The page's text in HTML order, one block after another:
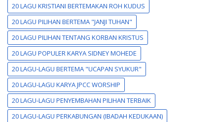
20 LAGU KRISTIANI BERTEMAKAN ROH KUDUS
20 LAGU PILIHAN BERTEMA "JANJI TUHAN"
20 LAGU PILIHAN TENTANG KORBAN KRISTUS
20 LAGU POPULER KARYA SIDNEY MOHEDE
20 LAGU-LAGU BERTEMA "UCAPAN SYUKUR"
20 LAGU-LAGU KARYA JPCC WORSHIP
20 LAGU-LAGU PENYEMBAHAN PILIHAN TERBAIK
20 LAGU-LAGU PERKABUNGAN (IBADAH KEDUKAAN)